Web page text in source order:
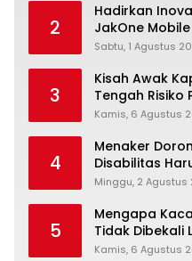
2
Hadirkan
JakOne
Raih Digital
Sabtu, 1 Agustus
3
Kisah Awak
Tengah Risiko
Kamis, 6 Agustus
4
Menaker
Disabilitas
Setara
Minggu, 2 Agustus
5
Mengapa
Tidak Dibekali
Kamis, 6 Agustus